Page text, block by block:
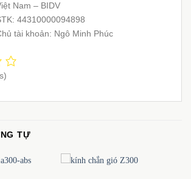
Nam – BIDV
44310000094898
tài khoản: Ngô Minh Phúc
TỰ